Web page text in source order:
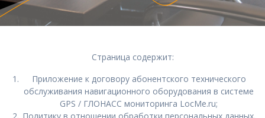
Страница содержит:
Приложение к договору абонентского технического
обслуживания навигационного оборудования в системе
GPS / ГЛОНАСС мониторинга LocMe.ru;
Политику в отношении обработки персональных данных.